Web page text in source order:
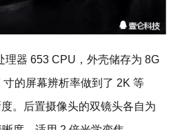
理器 653 CPU，外壳储存为 8G
的屏幕辨析率做到了 2K 等
。后置摄像头的双镜头各自为